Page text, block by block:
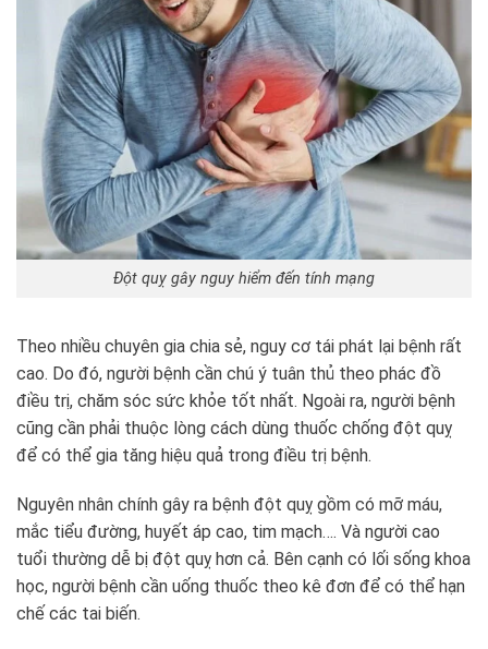
Đột quỵ gây nguy hiểm đến tính mạng
Theo nhiều chuyên gia chia sẻ, nguy cơ tái phát lại bệnh rất
cao. Do đó, người bệnh cần chú ý tuân thủ theo phác đồ
điều trị, chăm sóc sức khỏe tốt nhất. Ngoài ra, người bệnh
cũng cần phải thuộc lòng cách dùng thuốc chống đột quỵ
để có thể gia tăng hiệu quả trong điều trị bệnh.
Nguyên nhân chính gây ra bệnh đột quỵ gồm có mỡ máu,
mắc tiểu đường, huyết áp cao, tim mạch…. Và người cao
tuổi thường dễ bị đột quỵ hơn cả. Bên cạnh có lối sống khoa
học, người bệnh cần uống thuốc theo kê đơn để có thể hạn
chế các tai biến.